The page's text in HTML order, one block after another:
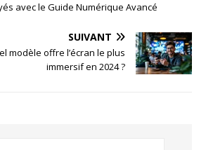
avec le Guide Numérique Avancé
SUIVANT
modèle offre l’écran le plus
immersif en 2024 ?